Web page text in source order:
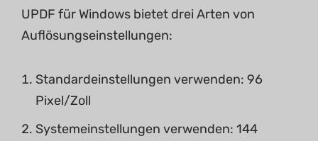
UPDF für Windows bietet drei Arten von
Auflösungseinstellungen:
Standardeinstellungen verwenden: 96
Pixel/Zoll
Systemeinstellungen verwenden: 144